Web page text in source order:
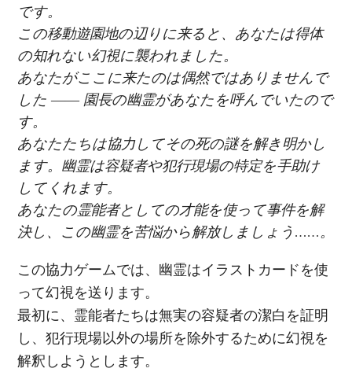
です。
この移動遊園地の辺りに来ると、あなたは得体
の知れない幻視に襲われました。
あなたがここに来たのは偶然ではありませんで
した ―― 園長の幽霊があなたを呼んでいたので
す。
あなたたちは協力してその死の謎を解き明かし
ます。幽霊は容疑者や犯行現場の特定を手助け
してくれます。
あなたの霊能者としての才能を使って事件を解
決し、この幽霊を苦悩から解放しましょう……。
この協力ゲームでは、幽霊はイラストカードを使
って幻視を送ります。
最初に、霊能者たちは無実の容疑者の潔白を証明
し、犯行現場以外の場所を除外するために幻視を
解釈しようとします。